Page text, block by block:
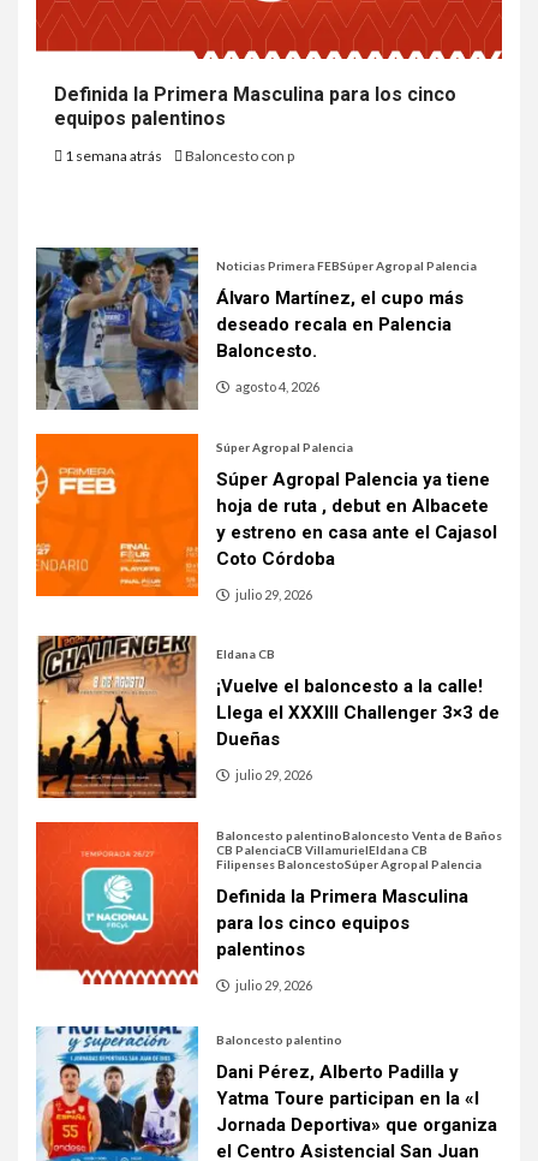
Definida la Primera Masculina para los cinco
equipos palentinos
1 semana atrás Baloncesto con p
Noticias Primera FEBSúper Agropal Palencia
Álvaro Martínez, el cupo más
deseado recala en Palencia
Baloncesto.
agosto 4, 2026
Súper Agropal Palencia
Súper Agropal Palencia ya tiene
hoja de ruta , debut en Albacete
y estreno en casa ante el Cajasol
Coto Córdoba
julio 29, 2026
Eldana CB
¡Vuelve el baloncesto a la calle!
Llega el XXXIII Challenger 3×3 de
Dueñas
julio 29, 2026
Baloncesto palentinoBaloncesto Venta de Baños
CB PalenciaCB VillamurielEldana CB
Filipenses BaloncestoSúper Agropal Palencia
Definida la Primera Masculina
para los cinco equipos
palentinos
julio 29, 2026
Baloncesto palentino
Dani Pérez, Alberto Padilla y
Yatma Toure participan en la «I
Jornada Deportiva» que organiza
el Centro Asistencial San Juan